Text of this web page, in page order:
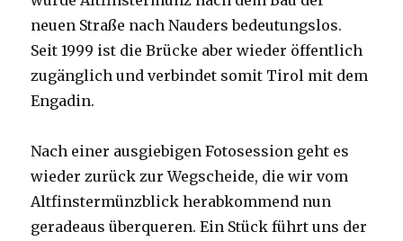
neuen Straße nach Nauders bedeutungslos.
Seit 1999 ist die Brücke aber wieder öffentlich
zugänglich und verbindet somit Tirol mit dem
Engadin.
Nach einer ausgiebigen Fotosession geht es
wieder zurück zur Wegscheide, die wir vom
Altfinstermünzblick herabkommend nun
geradeaus überqueren. Ein Stück führt uns der